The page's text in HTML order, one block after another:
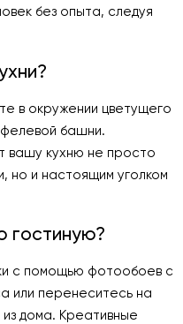
без опыта, следуя
в окружении цветущего
башни.
вашу кухню не просто
но и настоящим уголком
гостиную?
с помощью фотообоев с
или перенеситесь на
дома. Креативные